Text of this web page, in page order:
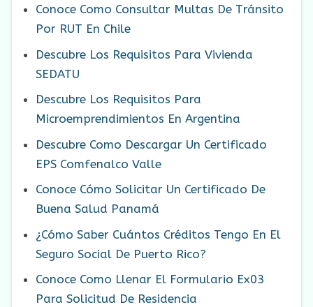
Conoce Como Consultar Multas De Tránsito
Por RUT En Chile
Descubre Los Requisitos Para Vivienda
SEDATU
Descubre Los Requisitos Para
Microemprendimientos En Argentina
Descubre Como Descargar Un Certificado
EPS Comfenalco Valle
Conoce Cómo Solicitar Un Certificado De
Buena Salud Panamá
¿Cómo Saber Cuántos Créditos Tengo En El
Seguro Social De Puerto Rico?
Conoce Como Llenar El Formulario Ex03
Para Solicitud De Residencia